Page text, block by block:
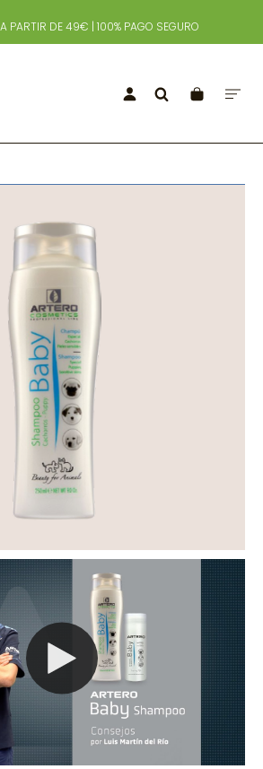
PARTIR DE 49€ | 100% PAGO SEGURO